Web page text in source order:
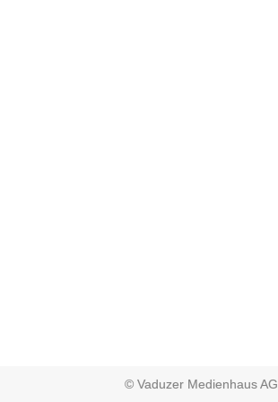
© Vaduzer Medienhaus AG